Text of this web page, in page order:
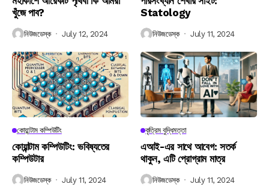
খুঁজে পাব?
নিউজডেস্ক July 12, 2024
Statology
নিউজডেস্ক July 11, 2024
কোয়ান্টাম কম্পিউটিং
কোয়ান্টাম কম্পিউটিং: ভবিষ্যতের
কম্পিউটার
নিউজডেস্ক July 11, 2024
কৃত্রিম বুদ্ধিমত্তা
এআই-এর সাথে আবেগ: সতর্ক
থাকুন, এটি প্রোগ্রাম মাত্র
নিউজডেস্ক July 11, 2024